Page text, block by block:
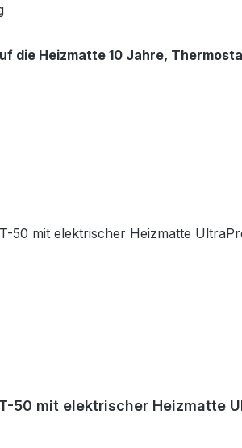
die Heizmatte 10 Jahre,
50 mit elektrischer Heizmatte